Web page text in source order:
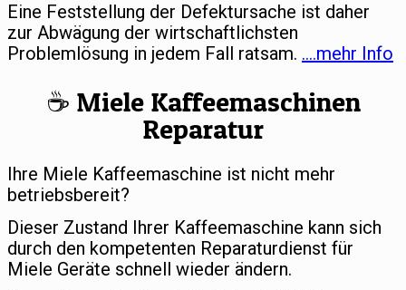
Eine Feststellung der Defektursache ist daher
zur Abwägung der wirtschaftlichsten
Problemlösung in jedem Fall ratsam. ….mehr Info
☕️ Miele Kaffeemaschinen
Reparatur
Ihre Miele Kaffeemaschine ist nicht mehr
betriebsbereit?
Dieser Zustand Ihrer Kaffeemaschine kann sich
durch den kompetenten Reparaturdienst für
Miele Geräte schnell wieder ändern.